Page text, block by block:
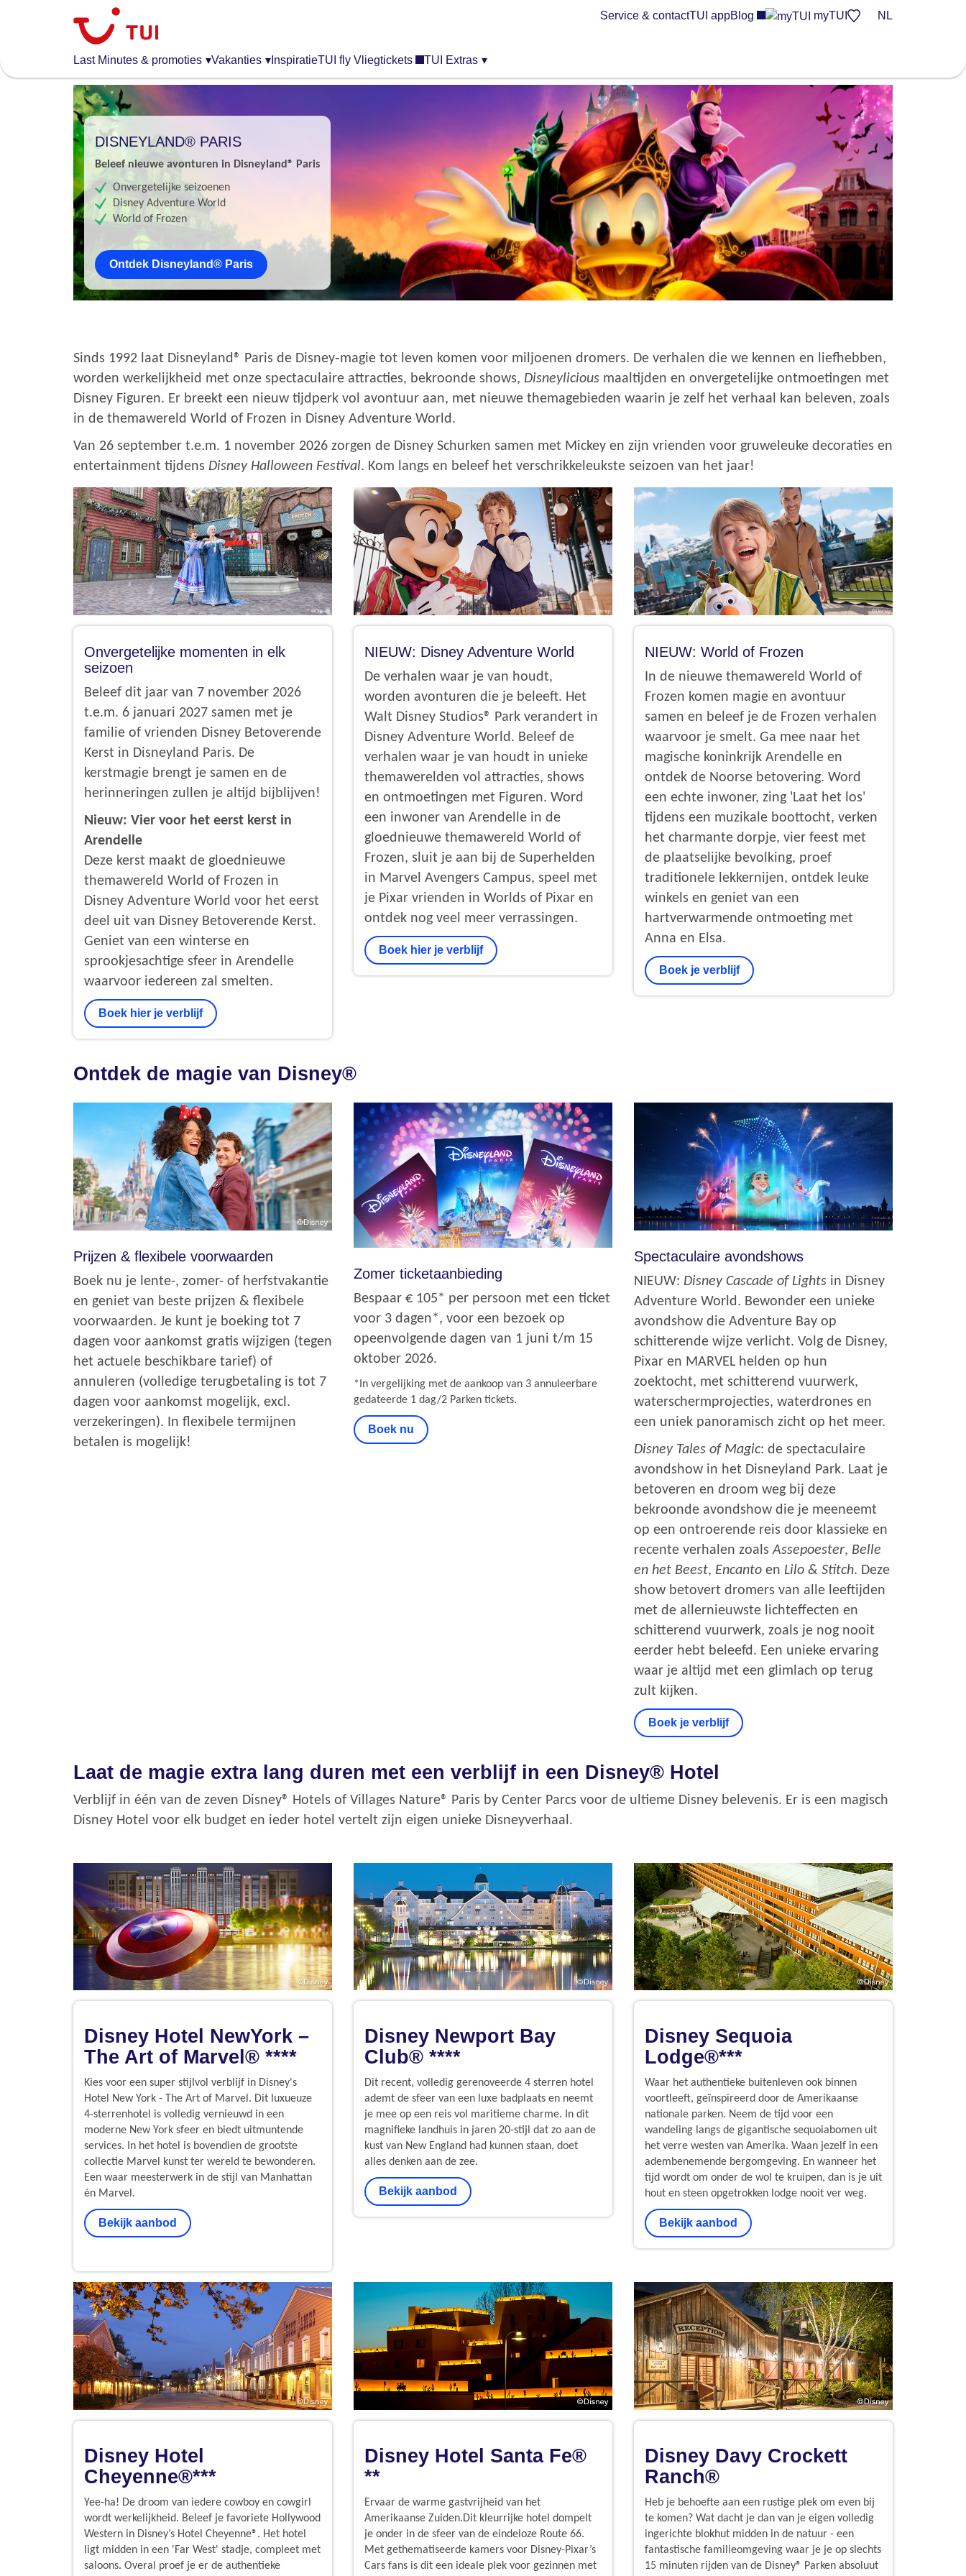
algemene
Last Minutes & promoties ▾Vakanties ▾ InspiratieTUI fly Vliegtickets TUI Extras ▾
Service & contactTUI appBlog myTUI NL
DISNEYLAND® PARIS
Beleef nieuwe avonturen in Disneyland® Paris
Onvergetelijke seizoenen
Disney Adventure World
World of Frozen
Ontdek Disneyland® Paris
Sinds 1992 laat Disneyland® Paris de Disney‑magie tot leven komen voor miljoenen dromers. De verhalen die we kennen en liefhebben,
worden werkelijkheid met onze spectaculaire attracties, bekroonde shows, Disneylicious maaltijden en onvergetelijke ontmoetingen met
Disney Figuren. Er breekt een nieuw tijdperk vol avontuur aan, met nieuwe themagebieden waarin je zelf het verhaal kan beleven, zoals
in de themawereld World of Frozen in Disney Adventure World.
Van 26 september t.e.m. 1 november 2026 zorgen de Disney Schurken samen met Mickey en zijn vrienden voor gruweleuke decoraties en
entertainment tijdens Disney Halloween Festival. Kom langs en beleef het verschrikkeleukste seizoen van het jaar!
Onvergetelijke momenten in elk
seizoen
Beleef dit jaar van 7 november 2026
t.e.m. 6 januari 2027 samen met je
familie of vrienden Disney Betoverende
Kerst in Disneyland Paris. De
kerstmagie brengt je samen en de
herinneringen zullen je altijd bijblijven!
Nieuw: Vier voor het eerst kerst in
Arendelle
Deze kerst maakt de gloednieuwe
themawereld World of Frozen in
Disney Adventure World voor het eerst
deel uit van Disney Betoverende Kerst.
Geniet van een winterse en
sprookjesachtige sfeer in Arendelle
waarvoor iedereen zal smelten.
Boek hier je verblijf
NIEUW: Disney Adventure World
De verhalen waar je van houdt,
worden avonturen die je beleeft. Het
Walt Disney Studios® Park verandert in
Disney Adventure World. Beleef de
verhalen waar je van houdt in unieke
themawerelden vol attracties, shows
en ontmoetingen met Figuren. Word
een inwoner van Arendelle in de
gloednieuwe themawereld World of
Frozen, sluit je aan bij de Superhelden
in Marvel Avengers Campus, speel met
je Pixar vrienden in Worlds of Pixar en
ontdek nog veel meer verrassingen.
Boek hier je verblijf
NIEUW: World of Frozen
In de nieuwe themawereld World of
Frozen komen magie en avontuur
samen en beleef je de Frozen verhalen
waarvoor je smelt. Ga mee naar het
magische koninkrijk Arendelle en
ontdek de Noorse betovering. Word
een echte inwoner, zing 'Laat het los'
tijdens een muzikale boottocht, verken
het charmante dorpje, vier feest met
de plaatselijke bevolking, proef
traditionele lekkernijen, ontdek leuke
winkels en geniet van een
hartverwarmende ontmoeting met
Anna en Elsa.
Boek je verblijf
Ontdek de magie van Disney®
Prijzen & flexibele voorwaarden
Boek nu je lente-, zomer- of herfstvakantie
en geniet van beste prijzen & flexibele
voorwaarden. Je kunt je boeking tot 7
dagen voor aankomst gratis wijzigen (tegen
het actuele beschikbare tarief) of
annuleren (volledige terugbetaling is tot 7
dagen voor aankomst mogelijk, excl.
verzekeringen). In flexibele termijnen
betalen is mogelijk!
Zomer ticketaanbieding
Bespaar € 105* per persoon met een ticket
voor 3 dagen*, voor een bezoek op
opeenvolgende dagen van 1 juni t/m 15
oktober 2026.
*In vergelijking met de aankoop van 3 annuleerbare
gedateerde 1 dag/2 Parken tickets.
Boek nu
Spectaculaire avondshows
NIEUW: Disney Cascade of Lights in Disney
Adventure World. Bewonder een unieke
avondshow die Adventure Bay op
schitterende wijze verlicht. Volg de Disney,
Pixar en MARVEL helden op hun
zoektocht, met schitterend vuurwerk,
waterschermprojecties, waterdrones en
een uniek panoramisch zicht op het meer.
Disney Tales of Magic: de spectaculaire
avondshow in het Disneyland Park. Laat je
betoveren en droom weg bij deze
bekroonde avondshow die je meeneemt
op een ontroerende reis door klassieke en
recente verhalen zoalsAssepoester, Belle
en het Beest, Encanto en Lilo & Stitch. Deze
show betovert dromers van alle leeftijden
met de allernieuwste lichteffecten en
schitterend vuurwerk, zoals je nog nooit
eerder hebt beleefd. Een unieke ervaring
waar je altijd met een glimlach op terug
zult kijken.
Boek je verblijf
Laat de magie extra lang duren met een verblijf in een Disney® Hotel
Verblijf in één van de zeven Disney® Hotels of Villages Nature® Paris by Center Parcs voor de ultieme Disney belevenis. Er is een magisch
Disney Hotel voor elk budget en ieder hotel vertelt zijn eigen unieke Disneyverhaal.
Disney Hotel NewYork –
The Art of Marvel® ****
Kies voor een super stijlvol verblijf in Disney's
Hotel New York - The Art of Marvel. Dit luxueuze
4-sterrenhotel is volledig vernieuwd in een
moderne New York sfeer en biedt uitmuntende
services. In het hotel is bovendien de grootste
collectie Marvel kunst ter wereld te bewonderen.
Een waar meesterwerk in de stijl van Manhattan
én Marvel.
Bekijk aanbod
Disney Newport Bay
Club® ****
Dit recent, volledig gerenoveerde 4 sterren hotel
ademt de sfeer van een luxe badplaats en neemt
je mee op een reis vol maritieme charme. In dit
magnifieke landhuis in jaren 20-stijl dat zo aan de
kust van New England had kunnen staan, doet
alles denken aan de zee.
Bekijk aanbod
Disney Sequoia
Lodge®***
Waar het authentieke buitenleven ook binnen
voortleeft, geïnspireerd door de Amerikaanse
nationale parken. Neem de tijd voor een
wandeling langs de gigantische sequoiabomen uit
het verre westen van Amerika. Waan jezelf in een
adembenemende bergomgeving. En wanneer het
tijd wordt om onder de wol te kruipen, dan is je uit
hout en steen opgetrokken lodge nooit ver weg.
Bekijk aanbod
Disney Hotel
Cheyenne®***
Yee-ha! De droom van iedere cowboy en cowgirl
wordt werkelijkheid. Beleef je favoriete Hollywood
Western in Disney’s Hotel Cheyenne®. Het hotel
ligt midden in een 'Far West' stadje, compleet met
saloons. Overal proef je er de authentieke
Disney Hotel Santa Fe®
**
Ervaar de warme gastvrijheid van het
Amerikaanse Zuiden.Dit kleurrijke hotel dompelt
je onder in de sfeer van de eindeloze Route 66.
Met gethematiseerde kamers voor Disney-Pixar’s
Cars fans is dit een ideale plek voor gezinnen met
Disney Davy Crockett
Ranch®
Heb je behoefte aan een rustige plek om even bij
te komen? Wat dacht je dan van je eigen volledig
ingerichte blokhut midden in de natuur - een
fantastische familieomgeving waar je je op slechts
15 minuten rijden van de Disney® Parken absoluut